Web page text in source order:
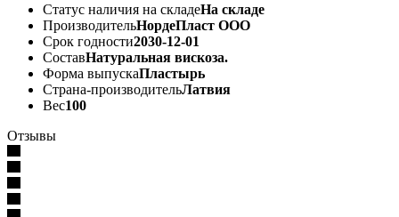
Статус наличия на складеНа складе
ПроизводительНордеПласт ООО
Срок годности2030-12-01
СоставНатуральная вискоза.
Форма выпускаПластырь
Страна-производительЛатвия
Вес100
Отзывы